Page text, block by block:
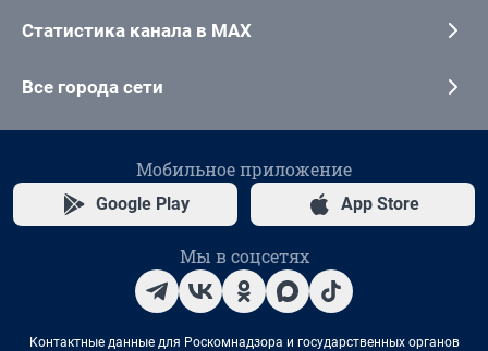
Статистика канала в MAX
Все города сети
Мобильное приложение
Google Play App Store
Мы в соцсетях
Контактные данные для Роскомнадзора и государственных органов